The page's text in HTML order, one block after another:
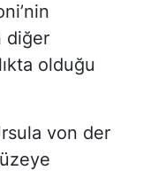
diğer
olduğu
von der